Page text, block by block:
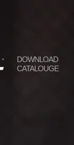
DOWNLOAD
CATALOUGE